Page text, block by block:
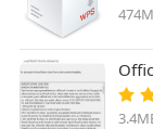
版(